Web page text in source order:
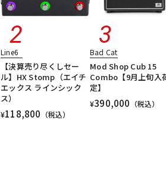
Line6
【決算売り尽くしセー
ル】HX Stomp（エイチ
エックス ラインシック
ス）
¥118,800 （税込）
Bad Cat
Mod Shop Cub 15
Combo【9月上旬入
定】
¥390,000 （税込）